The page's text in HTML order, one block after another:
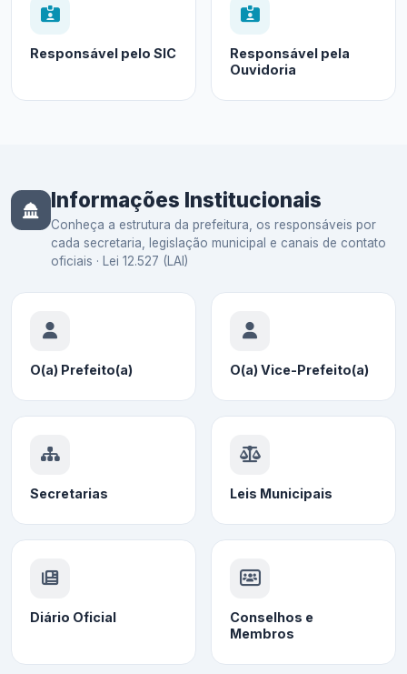
Responsável pelo SIC
Responsável pela
Ouvidoria
Informações Institucionais
Conheça a estrutura da prefeitura, os responsáveis por
cada secretaria, legislação municipal e canais de contato
oficiais · Lei 12.527 (LAI)
O(a) Prefeito(a) O(a) Vice-Prefeito(a)
Secretarias Leis Municipais
Diário Oficial
Conselhos e
Membros